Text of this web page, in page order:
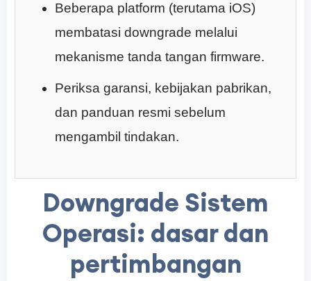
Beberapa platform (terutama iOS)
membatasi downgrade melalui
mekanisme tanda tangan firmware.
Periksa garansi, kebijakan pabrikan,
dan panduan resmi sebelum
mengambil tindakan.
Downgrade Sistem
Operasi: dasar dan
pertimbangan